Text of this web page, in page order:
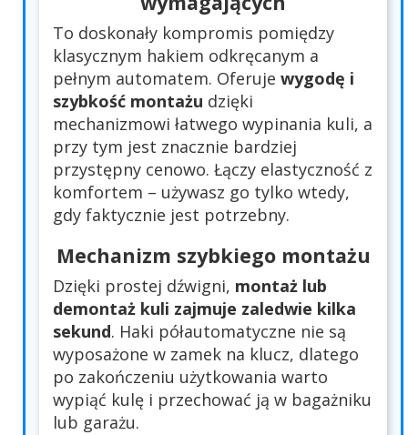
To doskonały kompromis pomiędzy
klasycznym hakiem odkręcanym a
pełnym automatem. Oferuje wygodę i
szybkość montażu dzięki
mechanizmowi łatwego wypinania kuli, a
przy tym jest znacznie bardziej
przystępny cenowo. Łączy elastyczność z
komfortem – używasz go tylko wtedy,
gdy faktycznie jest potrzebny.
Mechanizm szybkiego montażu
Dzięki prostej dźwigni, montaż lub
demontaż kuli zajmuje zaledwie kilka
sekund. Haki półautomatyczne nie są
wyposażone w zamek na klucz, dlatego
po zakończeniu użytkowania warto
wypiąć kulę i przechować ją w bagażniku
lub garażu.